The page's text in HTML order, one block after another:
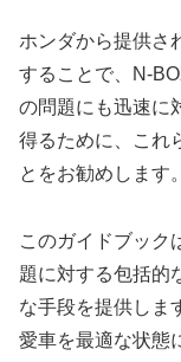
ホンダから提供さ
することで、N-
の問題にも迅速に
得るために、これ
とをお勧めします。
このガイドブック
題に対する包括的
な手段を提供しま
愛車を最適な状態